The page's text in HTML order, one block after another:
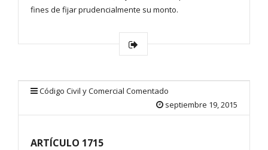
fines de fijar prudencialmente su monto.
Código Civil y Comercial Comentado
septiembre 19, 2015
ARTÍCULO 1715